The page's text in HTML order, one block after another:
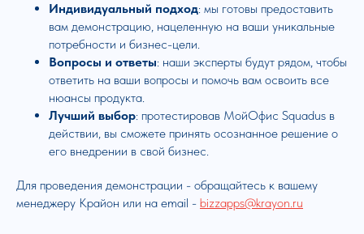
Индивидуальный подход: мы готовы предоставить
вам демонстрацию, нацеленную на ваши уникальные
потребности и бизнес-цели.
Вопросы и ответы: наши эксперты будут рядом, чтобы
ответить на ваши вопросы и помочь вам освоить все
нюансы продукта.
Лучший выбор: протестировав МойОфис Squadus в
действии, вы сможете принять осознанное решение о
его внедрении в свой бизнес.
Для проведения демонстрации - обращайтесь к вашему
менеджеру Крайон или на email - bizzapps@krayon.ru